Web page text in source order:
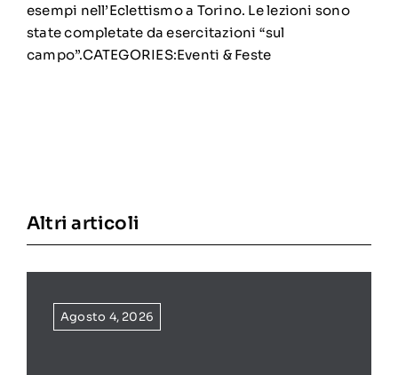
esempi nell’Eclettismo a Torino. Le lezioni sono
state completate da esercitazioni “sul
campo”.CATEGORIES:Eventi & Feste
Altri articoli
Agosto 4, 2026